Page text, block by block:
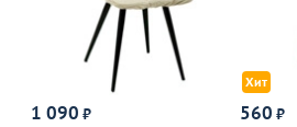
1 090 ₽
Хит
560 ₽